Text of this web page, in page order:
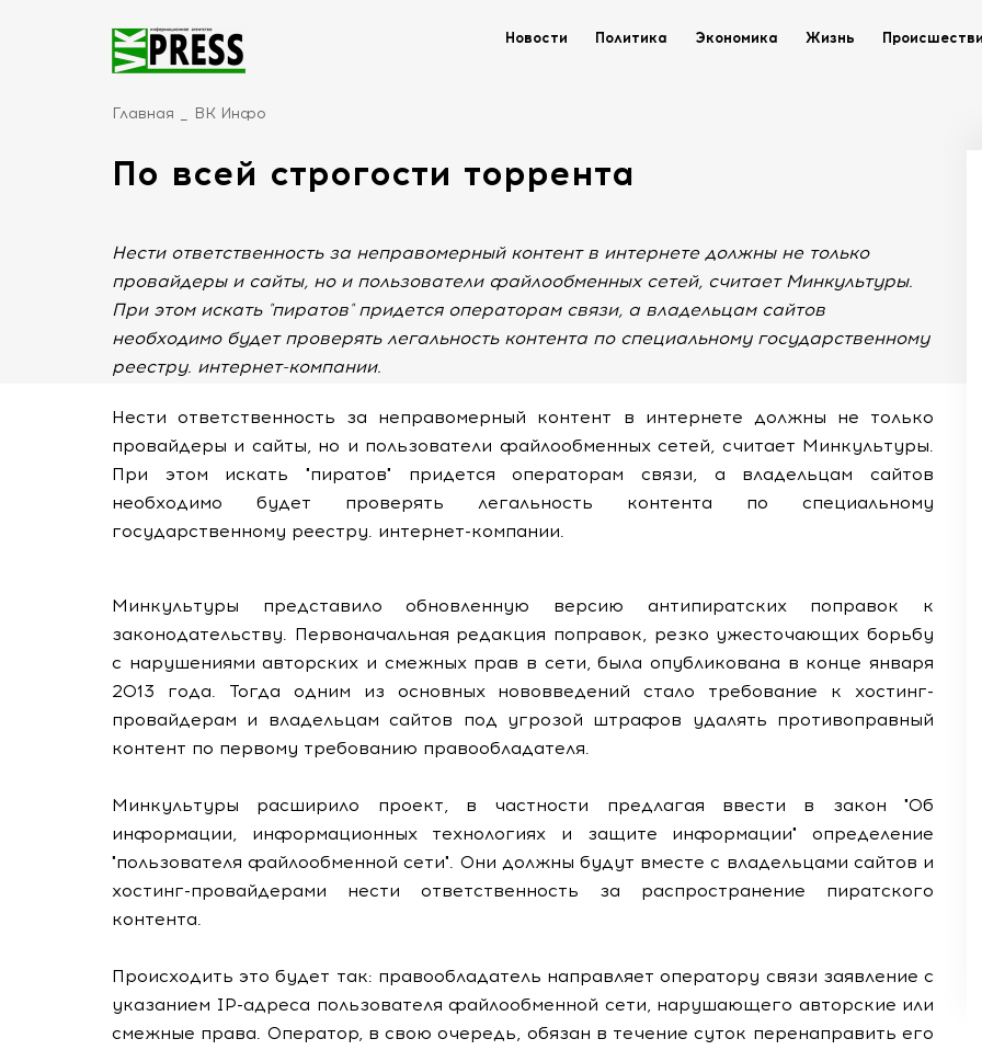
Новости Политика Экономика Жизнь
Главная ВК Инфо
По всей строгости торрента
Нести ответственность за неправомерный контент в интернете должны не только
провайдеры и сайты, но и пользователи файлообменных сетей, считает Минкультуры.
При этом искать "пиратов" придется операторам связи, а владельцам сайтов
необходимо будет проверять легальность контента по специальному государственному
реестру. интернет-компании.
Нести ответственность за неправомерный контент в интернете должны не только
провайдеры и сайты, но и пользователи файлообменных сетей, считает Минкультуры.
При этом искать "пиратов" придется операторам связи, а владельцам сайтов
необходимо будет проверять легальность контента по специальному
государственному реестру. интернет-компании.
Минкультуры представило обновленную версию антипиратских поправок к
законодательству. Первоначальная редакция поправок, резко ужесточающих борьбу
с нарушениями авторских и смежных прав в сети, была опубликована в конце января
2013 года. Тогда одним из основных нововведений стало требование к хостинг-
провайдерам и владельцам сайтов под угрозой штрафов удалять противоправный
контент по первому требованию правообладателя.
Минкультуры расширило проект, в частности предлагая ввести в закон "Об
информации, информационных технологиях и защите информации" определение
"пользователя файлообменной сети". Они должны будут вместе с владельцами сайтов и
хостинг-провайдерами нести ответственность за распространение пиратского
контента.
Происходить это будет так: правообладатель направляет оператору связи заявление с
указанием IP-адреса пользователя файлообменной сети, нарушающего авторские или
смежные права. Оператор, в свою очередь, обязан в течение суток перенаправить его